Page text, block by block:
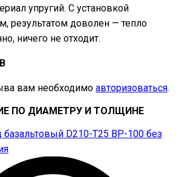
упругий. С установкой
результатом доволен — тепло
ничего не отходит.
вам необходимо авторизоваться.
ПО ДИАМЕТРУ И ТОЛЩИНЕ